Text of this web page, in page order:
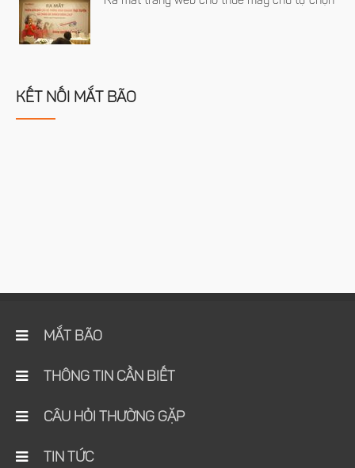
KẾT NỐI MẮT BÃO
MẮT BÃO
THÔNG TIN CẦN BIẾT
CÂU HỎI THƯỜNG GẶP
TIN TỨC